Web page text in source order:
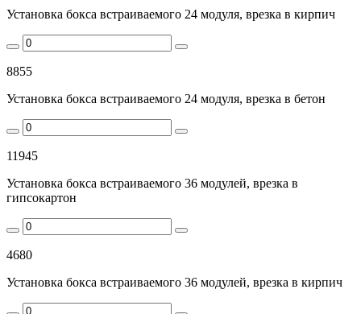
Установка бокса встраиваемого 24 модуля, врезка в кирпич
8855
Установка бокса встраиваемого 24 модуля, врезка в бетон
11945
Установка бокса встраиваемого 36 модулей, врезка в
гипсокартон
4680
Установка бокса встраиваемого 36 модулей, врезка в кирпич